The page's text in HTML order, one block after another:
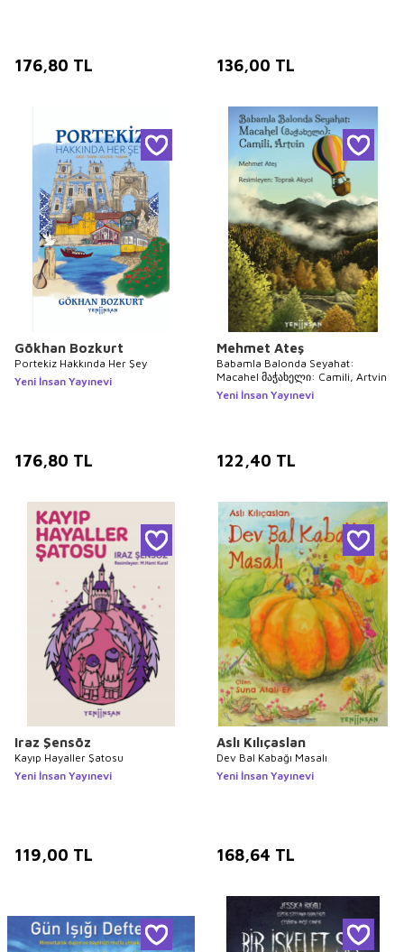
176,80 TL 136,00 TL
Gökhan Bozkurt
Portekiz Hakkında Her Şey
Yeni İnsan Yayınevi
176,80 TL
Mehmet Ateş
Babamla Balonda Seyahat:
Macahel მაჭახელი: Camili, Artvin
Yeni İnsan Yayınevi
122,40 TL
Iraz Şensöz
Kayıp Hayaller Şatosu
Yeni İnsan Yayınevi
119,00 TL
Aslı Kılıçaslan
Dev Bal Kabağı Masalı
Yeni İnsan Yayınevi
168,64 TL